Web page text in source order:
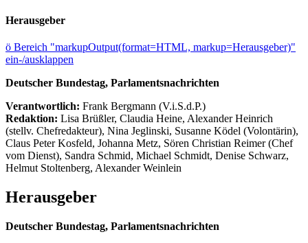
Herausgeber
ö Bereich "markupOutput(format=HTML, markup=Herausgeber)"
ein-/ausklappen
Deutscher Bundestag, Parlamentsnachrichten
Verantwortlich: Frank Bergmann (V.i.S.d.P.)
Redaktion: Lisa Brüßler, Claudia Heine, Alexander Heinrich
(stellv. Chefredakteur), Nina Jeglinski, Susanne Ködel (Volontärin),
Claus Peter Kosfeld, Johanna Metz, Sören Christian Reimer (Chef
vom Dienst), Sandra Schmid, Michael Schmidt, Denise Schwarz,
Helmut Stoltenberg, Alexander Weinlein
Herausgeber
Deutscher Bundestag, Parlamentsnachrichten